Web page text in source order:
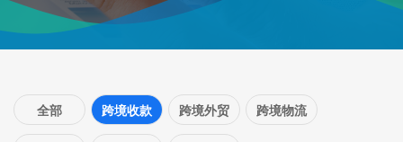
全部 跨境收款 跨境外贸 跨境物流